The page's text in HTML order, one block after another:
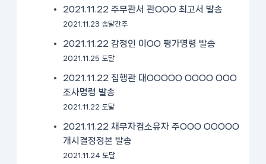
2021.11.22 주무관서 관OOO 최고서 발송
2021.11.23 송달간주
2021.11.22 감정인 이OO 평가명령 발송
2021.11.25 도달
2021.11.22 집행관 대OOOOO OOOO OOO
조사명령 발송
2021.11.22 도달
2021.11.22 채무자겸소유자 주OOO OOOOO
개시결정정본 발송
2021.11.24 도달